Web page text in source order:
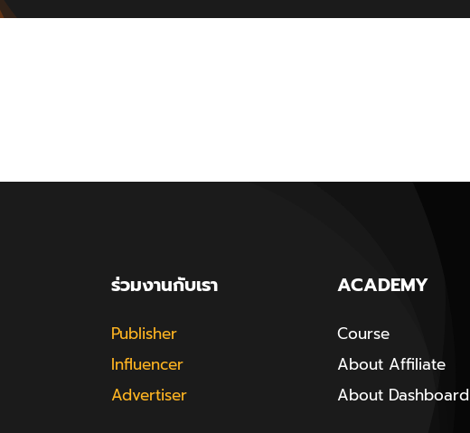
ร่วมงานกับเรา
Publisher
Influencer
Advertiser
ACADEMY
Course
About Affiliate
About Dashboard